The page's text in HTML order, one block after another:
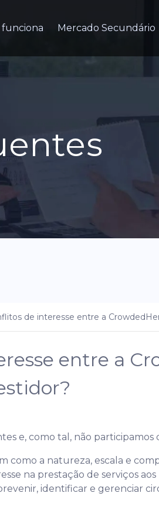
funciona Mercado Secundário
de interesse entre a
entre a
e, como tal, não
a natureza, escala e
na prestação de serviços aos
identificar e gerenciar